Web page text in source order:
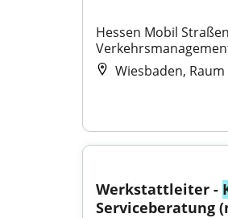
Hessen Mobil
Wiesbaden, Raum
Werkstattleiter -
Serviceberatung